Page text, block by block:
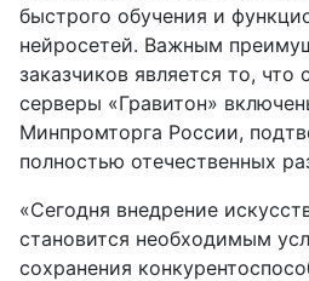
быстрого обучения и
нейросетей. Важным
заказчиков является то,
серверы «Гравитон»
Минпромторга России,
полностью отечественных
«Сегодня внедрение
становится необходимым
сохранения